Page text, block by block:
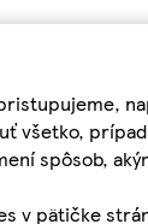
všetko,
spôsob,
v pätičke